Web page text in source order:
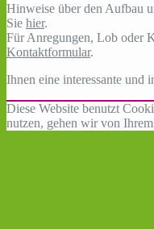
Hinweise über den Aufbau
Sie hier.
Für Anregungen, Lob oder
Kontaktformular.
Ihnen eine interessante und
Diese Website benutzt
nutzen, gehen wir von